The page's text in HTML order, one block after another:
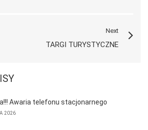
Next
TARGI TURYSTYCZNE
Awaria telefonu stacjonarnego
2026